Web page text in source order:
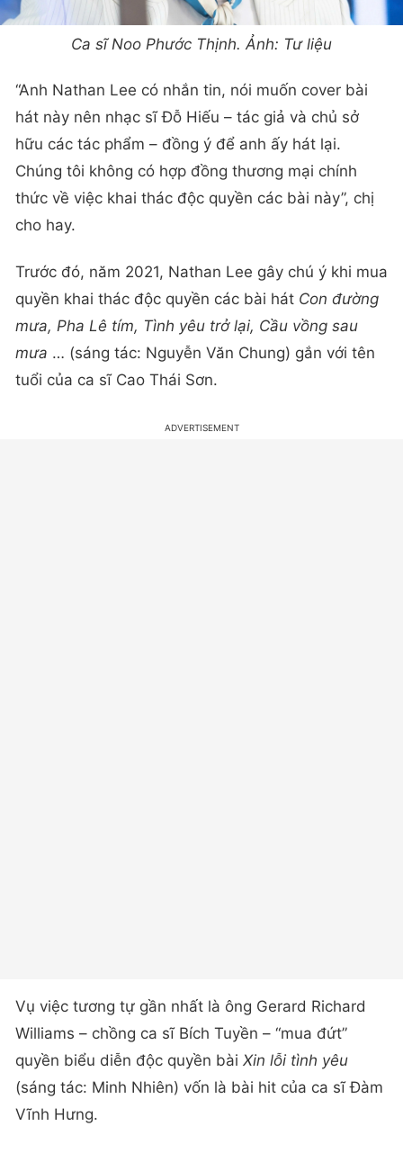
Ca sĩ Noo Phước Thịnh. Ảnh: Tư liệu
“Anh Nathan Lee có nhắn tin, nói muốn cover bài
hát này nên nhạc sĩ Đỗ Hiếu – tác giả và chủ sở
hữu các tác phẩm – đồng ý để anh ấy hát lại.
Chúng tôi không có hợp đồng thương mại chính
thức về việc khai thác độc quyền các bài này”, chị
cho hay.
Trước đó, năm 2021, Nathan Lee gây chú ý khi mua
quyền khai thác độc quyền các bài hát Con đường
mưa, Pha Lê tím, Tình yêu trở lại, Cầu vồng sau
mưa … (sáng tác: Nguyễn Văn Chung) gắn với tên
tuổi của ca sĩ Cao Thái Sơn.
Vụ việc tương tự gần nhất là ông Gerard Richard
Williams – chồng ca sĩ Bích Tuyền – “mua đứt”
quyền biểu diễn độc quyền bài Xin lỗi tình yêu
(sáng tác: Minh Nhiên) vốn là bài hit của ca sĩ Đàm
Vĩnh Hưng.